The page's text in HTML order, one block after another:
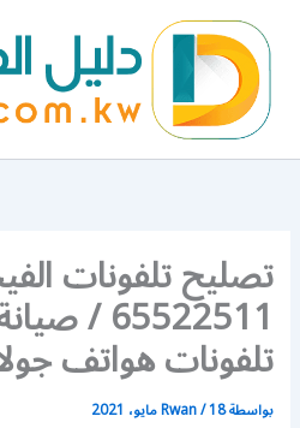
المحتوى
تصليح تلفونات
65522511
تلفونات هواتف
بواسطة Rwan/18 مايو، 2021